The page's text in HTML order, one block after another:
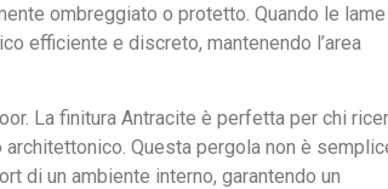
ombreggiato o protetto. Quando le
efficiente e discreto, mantenendo l’area
La finitura Antracite è perfetta per chi
Questa pergola non è
di un ambiente interno, garantendo un